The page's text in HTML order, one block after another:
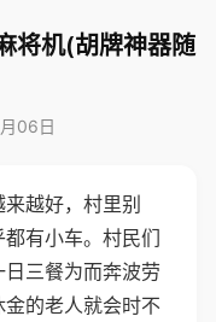
将机(胡牌神器随
06日
越好，村里别
有小车。村民们
三餐为而奔波劳
的老人就会时不